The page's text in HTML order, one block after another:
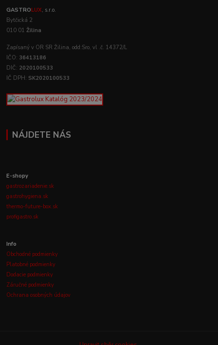
GASTROLUX, s.r.o.
Bytčická 2
010 01Žilina
Zapísaný v OR SR Žilina, odd:Sro, vl .č. 14372/L
IČO: 36413186
DIČ: 2020100533
IČ DPH: SK2020100533
NÁJDETE NÁS
E-shopy
gastrozariadenie.sk
gastrohygiena.sk
thermo-future-box.sk
profigastro.sk
Info
Obchodné podmienky
Platobné podmienky
Dodacie podmienky
Záručné podmienky
Ochrana osobných údajov